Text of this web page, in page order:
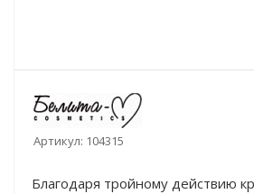
Артикул: 104315
Благодаря тройному действию